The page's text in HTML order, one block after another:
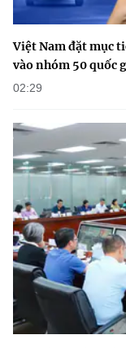
Việt Nam đặt mục
vào nhóm 50 quốc
02:29